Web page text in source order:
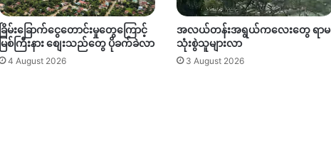
ခြိမ်းခြောက်ငွေတောင်းမှုတွေကြောင့်
မြစ်ကြီးနား စျေးသည်တွေ ပိုခက်ခဲလာ
4 August 2026
အလယ်တန်းအရွယ်ကလေးတွေ ရာမ
သုံးစွဲသူများလာ
3 August 2026